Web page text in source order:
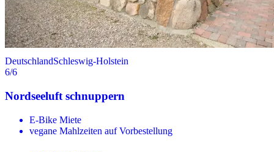
DeutschlandSchleswig-Holstein
6/6
Nordseeluft schnuppern
E-Bike Miete
vegane Mahlzeiten auf Vorbestellung